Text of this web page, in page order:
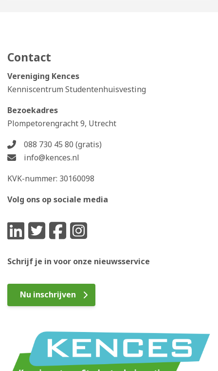
Contact
Vereniging Kences
Kenniscentrum Studentenhuisvesting
Bezoekadres
Plompetorengracht 9, Utrecht
088 730 45 80 (gratis)
info@kences.nl
KVK-nummer: 30160098
Volg ons op sociale media
Schrijf je in voor onze nieuwsservice
Nu inschrijven